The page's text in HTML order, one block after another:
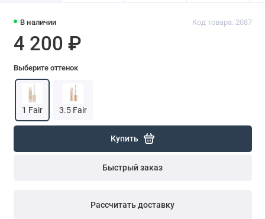
В наличии Код товара: 2087
4 200 ₽
Выберите оттенок
1 Fair 3.5 Fair
Купить
Быстрый заказ
Рассчитать доставку